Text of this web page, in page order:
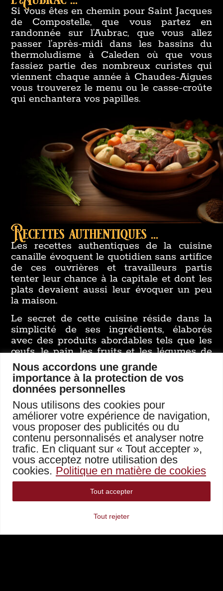
Nous accordons une grande
importance à la protection de vos
données personnelles
Nous utilisons des cookies pour
améliorer votre expérience de navigation,
vous proposer des publicités ou du
contenu personnalisés et analyser notre
trafic. En cliquant sur « Tout accepter »,
vous acceptez notre utilisation des
cookies. Politique en matière de cookies
Tout rejeter
Tout accepter
Si vous êtes en chemin pour Saint Jacques
de Compostelle, que vous partez en
randonnée sur l’Aubrac, que vous allez
passer l’après-midi dans les bassins du
thermoludisme à Caleden où que vous
fassiez partie des nombreux curistes qui
viennent chaque année à Chaudes-Aigues
vous trouverez le menu ou le casse-croûte
qui enchantera vos papilles.
Recettes authentiques ...
Les recettes authentiques de la cuisine
canaille évoquent le quotidien sans artifice
de ces ouvrières et travailleurs partis
tenter leur chance à la capitale et dont les
plats devaient aussi leur évoquer un peu
la maison.
Le secret de cette cuisine réside dans la
simplicité de ses ingrédients, élaborés
avec des produits abordables tels que les
œufs, le pain, les fruits et les légumes de
saison.
Cuisine Canaille ...
trouve aujourd’hui une place privilégiée
dans nos assiettes. Elle incarne un retour